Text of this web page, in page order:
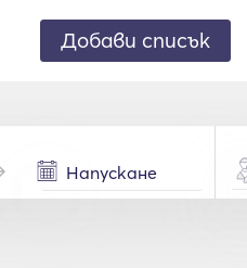
Добави списък